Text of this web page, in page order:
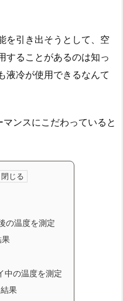
を引き出そうとして、空
することがあるのは知っ
液冷が使用できるなんて
ンスにこだわっていると
の温度を測定
果
中の温度を測定
果